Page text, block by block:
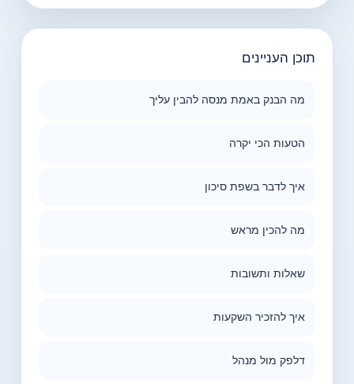
תוכן העניינים
מה הבנק באמת מנסה להבין עליך
הטעות הכי יקרה
איך לדבר בשפת סיכון
מה להכין מראש
שאלות ותשובות
איך להזכיר השקעות
דלפק מול מנהל